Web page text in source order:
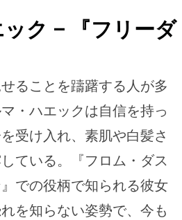
ク – 『フリーダ
ることを躊躇する人が多
・ハエックは自信を持っ
受け入れ、素肌や白髪さ
ている。『フロム・ダス
での役柄で知られる彼女
を知らない姿勢で、今も